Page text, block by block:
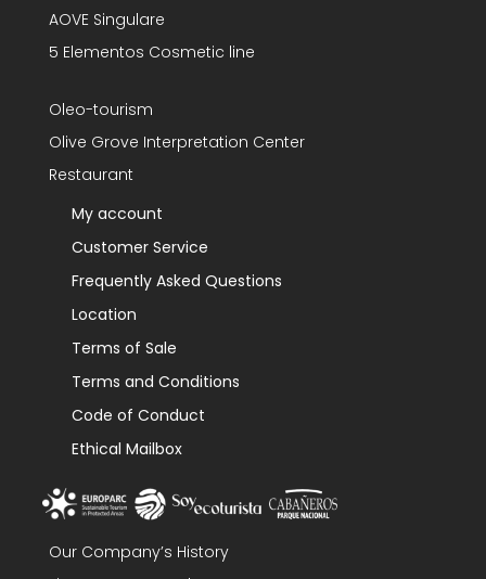
AOVE Singulare
5 Elementos Cosmetic line
Oleo-tourism
Olive Grove Interpretation Center
Restaurant
My account
Customer Service
Frequently Asked Questions
Location
Terms of Sale
Terms and Conditions
Code of Conduct
Ethical Mailbox
Our Company’s History